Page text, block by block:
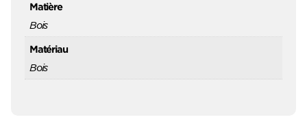
Matière
Bois
Matériau
Bois